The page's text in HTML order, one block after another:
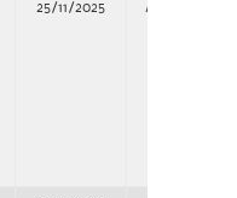
25/11/2025 Adjudicación